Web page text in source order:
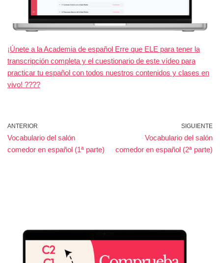
¡Únete a la Academia de español Erre que ELE para tener la
transcripción completa y el cuestionario de este vídeo para
practicar tu español con todos nuestros contenidos y clases en
vivo! ????
ANTERIOR
Vocabulario del salón
comedor en español (1ª parte)
SIGUIENTE
Vocabulario del salón
comedor en español (2ª parte)